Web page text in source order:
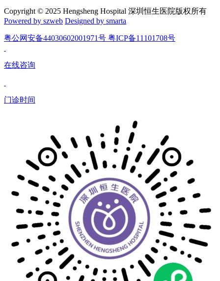
Copyright © 2025 Hengsheng Hospital 深圳恒生医院版权所有
Powered by szweb Designed by smarta
粤公网安备44030602001971号 粤ICP备11101708号
在线咨询
门诊时间